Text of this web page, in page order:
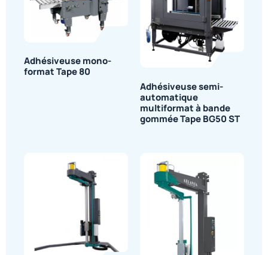
Adhésiveuse mono-
format Tape 80
Adhésiveuse semi-
automatique
multiformat à bande
gommée Tape BG50 ST